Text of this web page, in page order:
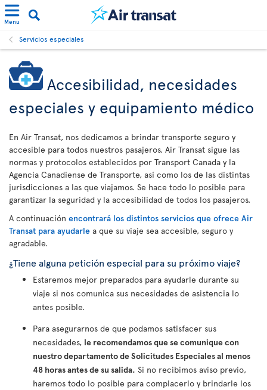
Menu
Servicios especiales
Accesibilidad, necesidades
especiales y equipamiento médico
En Air Transat, nos dedicamos a brindar transporte seguro y
accesible para todos nuestros pasajeros. Air Transat sigue las
normas y protocolos establecidos por Transport Canada y la
Agencia Canadiense de Transporte, así como los de las distintas
jurisdicciones a las que viajamos. Se hace todo lo posible para
garantizar la seguridad y la accesibilidad de todos los pasajeros.
A continuación encontrará los distintos servicios que ofrece Air
Transat para ayudarle a que su viaje sea accesible, seguro y
agradable.
¿Tiene alguna petición especial para su próximo viaje?
Estaremos mejor preparados para ayudarle durante su
viaje si nos comunica sus necesidades de asistencia lo
antes posible.
Para asegurarnos de que podamos satisfacer sus
necesidades, le recomendamos que se comunique con
nuestro departamento de Solicitudes Especiales al menos
48 horas antes de su salida. Si no recibimos aviso previo,
haremos todo lo posible para complacerlo y brindarle los